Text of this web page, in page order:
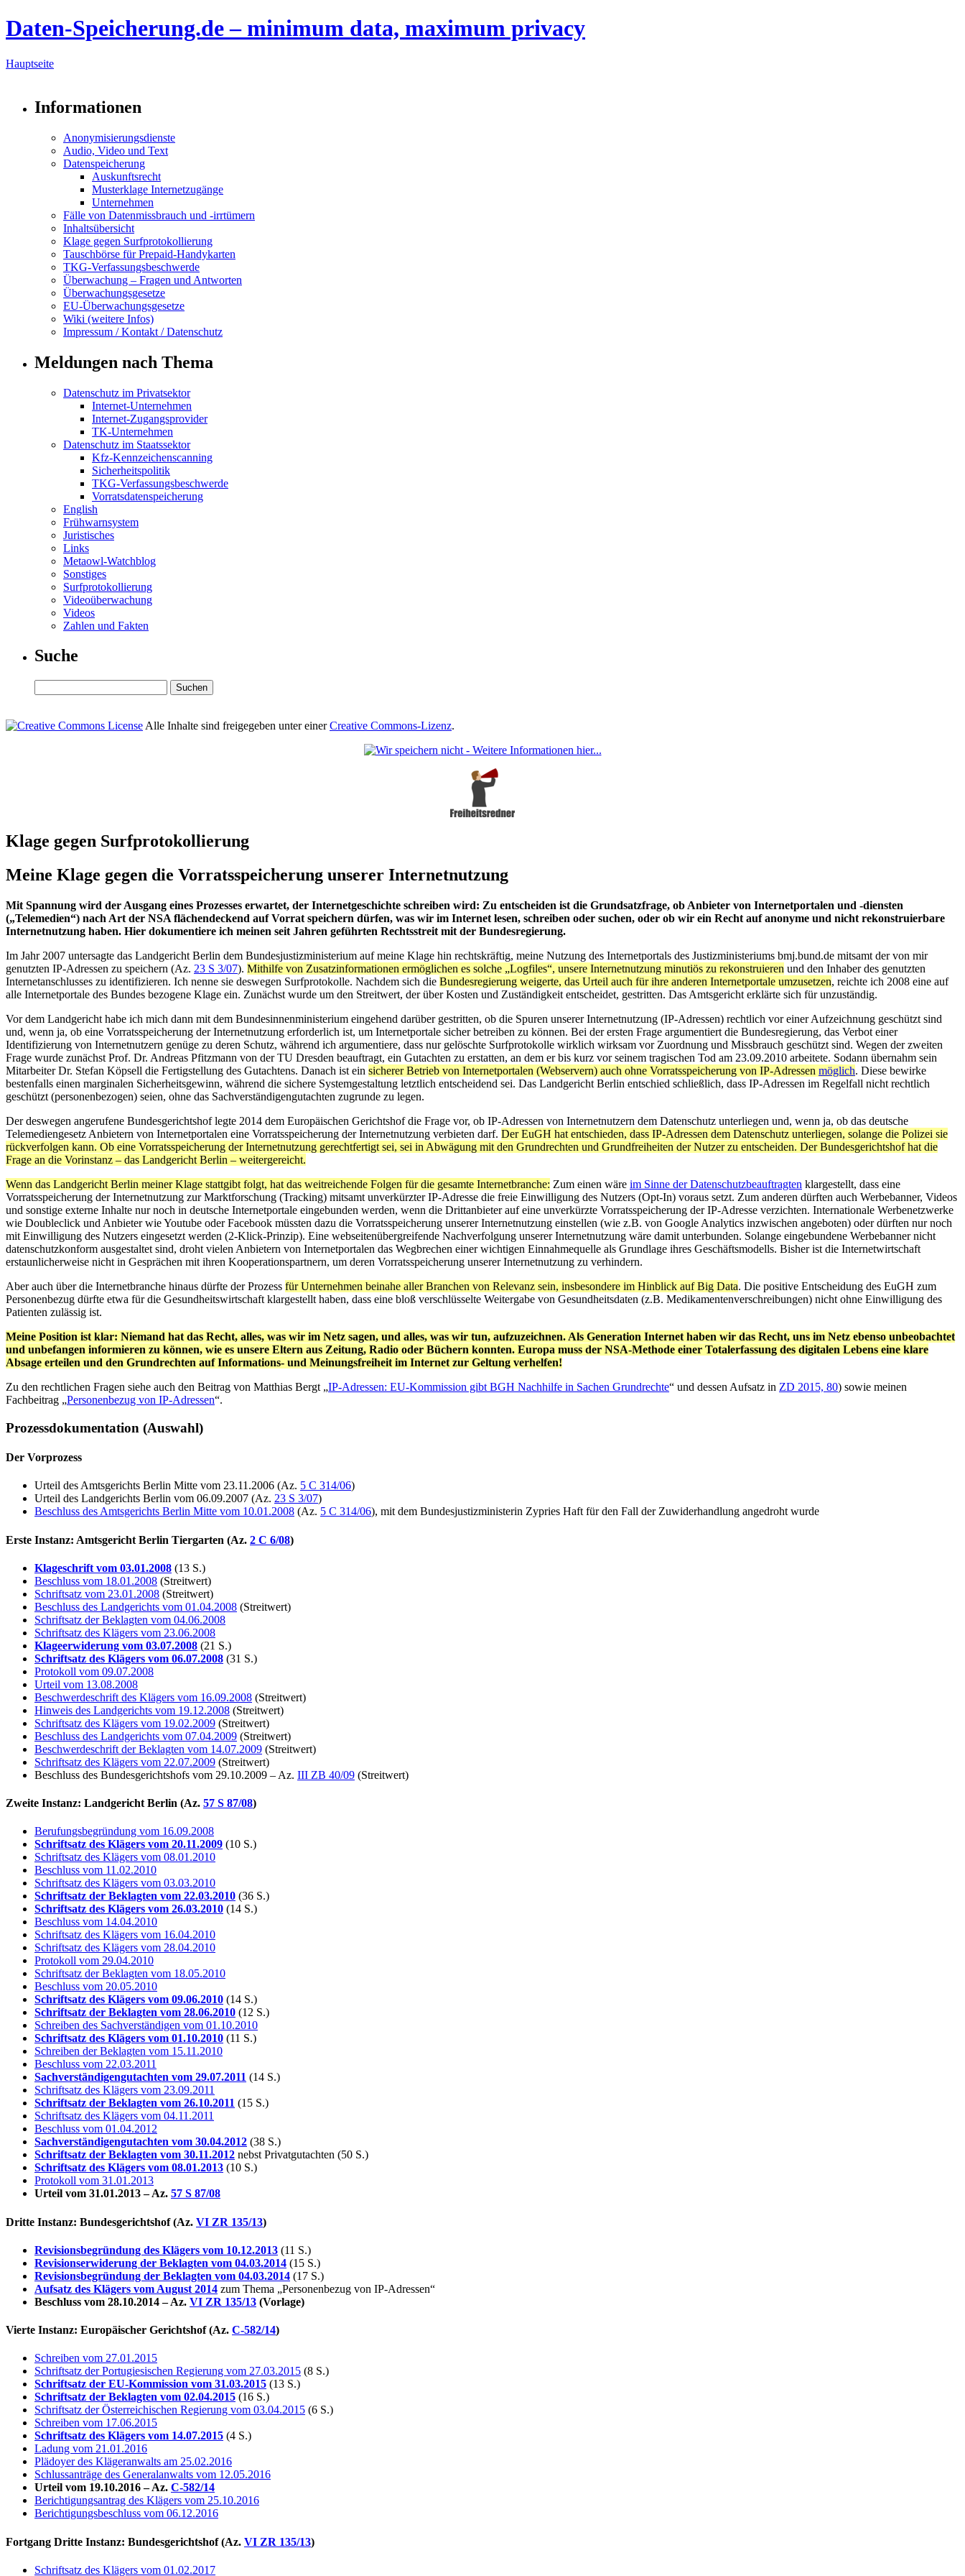
Daten-Speicherung.de – minimum data, maximum privacy
Hauptseite
Informationen
Anonymisierungsdienste
Audio, Video und Text
Datenspeicherung
Auskunftsrecht
Musterklage Internetzugänge
Unternehmen
Fälle von Datenmissbrauch und -irrtümern
Inhaltsübersicht
Klage gegen Surfprotokollierung
Tauschbörse für Prepaid-Handykarten
TKG-Verfassungsbeschwerde
Überwachung – Fragen und Antworten
Überwachungsgesetze
EU-Überwachungsgesetze
Wiki (weitere Infos)
Impressum / Kontakt / Datenschutz
Meldungen nach Thema
Datenschutz im Privatsektor
Internet-Unternehmen
Internet-Zugangsprovider
TK-Unternehmen
Datenschutz im Staatssektor
Kfz-Kennzeichenscanning
Sicherheitspolitik
TKG-Verfassungsbeschwerde
Vorratsdatenspeicherung
English
Frühwarnsystem
Juristisches
Links
Metaowl-Watchblog
Sonstiges
Surfprotokollierung
Videoüberwachung
Videos
Zahlen und Fakten
Suche
Alle Inhalte sind freigegeben unter einerCreative Commons-Lizenz.
Klage gegen Surfprotokollierung
Meine Klage gegen die Vorratsspeicherung unserer Internetnutzung
Mit Spannung wird der Ausgang eines Prozesses erwartet, der Internetgeschichte schreiben wird: Zu entscheiden ist die Grundsatzfrage, ob Anbieter von Internetportalen und -diensten
(„Telemedien“) nach Art der NSA flächendeckend auf Vorrat speichern dürfen, was wir im Internet lesen, schreiben oder suchen, oder ob wir ein Recht auf anonyme und nicht rekonstruierbare
Internetnutzung haben. Hier dokumentiere ich meinen seit Jahren geführten Rechtsstreit mit der Bundesregierung.
Im Jahr 2007 untersagte das Landgericht Berlin dem Bundesjustizministerium auf meine Klage hin rechtskräftig, meine Nutzung des Internetportals des Justizministeriums bmj.bund.de mitsamt der von mir
genutzten IP-Adressen zu speichern (Az. 23 S 3/07). Mithilfe von Zusatzinformationen ermöglichen es solche „Logfiles“, unsere Internetnutzung minutiös zu rekonstruieren und den Inhaber des genutzten
Internetanschlusses zu identifizieren. Ich nenne sie deswegen Surfprotokolle. Nachdem sich die Bundesregierung weigerte, das Urteil auch für ihre anderen Internetportale umzusetzen, reichte ich 2008 eine auf
alle Internetportale des Bundes bezogene Klage ein. Zunächst wurde um den Streitwert, der über Kosten und Zuständigkeit entscheidet, gestritten. Das Amtsgericht erklärte sich für unzuständig.
Vor dem Landgericht habe ich mich dann mit dem Bundesinnenministerium eingehend darüber gestritten, ob die Spuren unserer Internetnutzung (IP-Adressen) rechtlich vor einer Aufzeichnung geschützt sind
und, wenn ja, ob eine Vorratsspeicherung der Internetnutzung erforderlich ist, um Internetportale sicher betreiben zu können. Bei der ersten Frage argumentiert die Bundesregierung, das Verbot einer
Identifizierung von Internetnutzern genüge zu deren Schutz, während ich argumentiere, dass nur gelöschte Surfprotokolle wirklich wirksam vor Zuordnung und Missbrauch geschützt sind. Wegen der zweiten
Frage wurde zunächst Prof. Dr. Andreas Pfitzmann von der TU Dresden beauftragt, ein Gutachten zu erstatten, an dem er bis kurz vor seinem tragischen Tod am 23.09.2010 arbeitete. Sodann übernahm sein
Mitarbeiter Dr. Stefan Köpsell die Fertigstellung des Gutachtens. Danach ist ein sicherer Betrieb von Internetportalen (Webservern) auch ohne Vorratsspeicherung von IP-Adressen möglich. Diese bewirke
bestenfalls einen marginalen Sicherheitsgewinn, während die sichere Systemgestaltung letztlich entscheidend sei. Das Landgericht Berlin entschied schließlich, dass IP-Adressen im Regelfall nicht rechtlich
geschützt (personenbezogen) seien, ohne das Sachverständigengutachten zugrunde zu legen.
Der deswegen angerufene Bundesgerichtshof legte 2014 dem Europäischen Gerichtshof die Frage vor, ob IP-Adressen von Internetnutzern dem Datenschutz unterliegen und, wenn ja, ob das deutsche
Telemediengesetz Anbietern von Internetportalen eine Vorratsspeicherung der Internetnutzung verbieten darf. Der EuGH hat entschieden, dass IP-Adressen dem Datenschutz unterliegen, solange die Polizei sie
rückverfolgen kann. Ob eine Vorratsspeicherung der Internetnutzung gerechtfertigt sei, sei in Abwägung mit den Grundrechten und Grundfreiheiten der Nutzer zu entscheiden. Der Bundesgerichtshof hat die
Frage an die Vorinstanz – das Landgericht Berlin – weitergereicht.
Wenn das Landgericht Berlin meiner Klage stattgibt folgt, hat das weitreichende Folgen für die gesamte Internetbranche: Zum einen wäre im Sinne der Datenschutzbeauftragten klargestellt, dass eine
Vorratsspeicherung der Internetnutzung zur Marktforschung (Tracking) mitsamt unverkürzter IP-Adresse die freie Einwilligung des Nutzers (Opt-In) voraus setzt. Zum anderen dürften auch Werbebanner, Videos
und sonstige externe Inhalte nur noch in deutsche Internetportale eingebunden werden, wenn die Drittanbieter auf eine unverkürzte Vorratsspeicherung der IP-Adresse verzichten. Internationale Werbenetzwerke
wie Doubleclick und Anbieter wie Youtube oder Facebook müssten dazu die Vorratsspeicherung unserer Internetnutzung einstellen (wie z.B. von Google Analytics inzwischen angeboten) oder dürften nur noch
mit Einwilligung des Nutzers eingesetzt werden (2-Klick-Prinzip). Eine webseitenübergreifende Nachverfolgung unserer Internetnutzung wäre damit unterbunden. Solange eingebundene Werbebanner nicht
datenschutzkonform ausgestaltet sind, droht vielen Anbietern von Internetportalen das Wegbrechen einer wichtigen Einnahmequelle als Grundlage ihres Geschäftsmodells. Bisher ist die Internetwirtschaft
erstaunlicherweise nicht in Gesprächen mit ihren Kooperationspartnern, um deren Vorratsspeicherung unserer Internetnutzung zu verhindern.
Aber auch über die Internetbranche hinaus dürfte der Prozess für Unternehmen beinahe aller Branchen von Relevanz sein, insbesondere im Hinblick auf Big Data. Die positive Entscheidung des EuGH zum
Personenbezug dürfte etwa für die Gesundheitswirtschaft klargestellt haben, dass eine bloß verschlüsselte Weitergabe von Gesundheitsdaten (z.B. Medikamentenverschreibungen) nicht ohne Einwilligung des
Patienten zulässig ist.
Meine Position ist klar: Niemand hat das Recht, alles, was wir im Netz sagen, und alles, was wir tun, aufzuzeichnen. Als Generation Internet haben wir das Recht, uns im Netz ebenso unbeobachtet
und unbefangen informieren zu können, wie es unsere Eltern aus Zeitung, Radio oder Büchern konnten. Europa muss der NSA-Methode einer Totalerfassung des digitalen Lebens eine klare
Absage erteilen und den Grundrechten auf Informations- und Meinungsfreiheit im Internet zur Geltung verhelfen!
Zu den rechtlichen Fragen siehe auch den Beitrag von Matthias Bergt „IP-Adressen: EU-Kommission gibt BGH Nachhilfe in Sachen Grundrechte“ und dessen Aufsatz in ZD 2015, 80) sowie meinen
Fachbeitrag „Personenbezug von IP-Adressen“.
Prozessdokumentation (Auswahl)
Der Vorprozess
Urteil des Amtsgerichts Berlin Mitte vom 23.11.2006 (Az. 5 C 314/06)
Urteil des Landgerichts Berlin vom 06.09.2007 (Az. 23 S 3/07)
Beschluss des Amtsgerichts Berlin Mitte vom 10.01.2008 (Az. 5 C 314/06), mit dem Bundesjustizministerin Zypries Haft für den Fall der Zuwiderhandlung angedroht wurde
Erste Instanz: Amtsgericht Berlin Tiergarten (Az. 2 C 6/08)
Klageschrift vom 03.01.2008 (13 S.)
Beschluss vom 18.01.2008 (Streitwert)
Schriftsatz vom 23.01.2008 (Streitwert)
Beschluss des Landgerichts vom 01.04.2008 (Streitwert)
Schriftsatz der Beklagten vom 04.06.2008
Schriftsatz des Klägers vom 23.06.2008
Klageerwiderung vom 03.07.2008 (21 S.)
Schriftsatz des Klägers vom 06.07.2008 (31 S.)
Protokoll vom 09.07.2008
Urteil vom 13.08.2008
Beschwerdeschrift des Klägers vom 16.09.2008 (Streitwert)
Hinweis des Landgerichts vom 19.12.2008 (Streitwert)
Schriftsatz des Klägers vom 19.02.2009 (Streitwert)
Beschluss des Landgerichts vom 07.04.2009 (Streitwert)
Beschwerdeschrift der Beklagten vom 14.07.2009 (Streitwert)
Schriftsatz des Klägers vom 22.07.2009 (Streitwert)
Beschluss des Bundesgerichtshofs vom 29.10.2009 – Az. III ZB 40/09 (Streitwert)
Zweite Instanz: Landgericht Berlin (Az. 57 S 87/08)
Berufungsbegründung vom 16.09.2008
Schriftsatz des Klägers vom 20.11.2009 (10 S.)
Schriftsatz des Klägers vom 08.01.2010
Beschluss vom 11.02.2010
Schriftsatz des Klägers vom 03.03.2010
Schriftsatz der Beklagten vom 22.03.2010 (36 S.)
Schriftsatz des Klägers vom 26.03.2010 (14 S.)
Beschluss vom 14.04.2010
Schriftsatz des Klägers vom 16.04.2010
Schriftsatz des Klägers vom 28.04.2010
Protokoll vom 29.04.2010
Schriftsatz der Beklagten vom 18.05.2010
Beschluss vom 20.05.2010
Schriftsatz des Klägers vom 09.06.2010 (14 S.)
Schriftsatz der Beklagten vom 28.06.2010 (12 S.)
Schreiben des Sachverständigen vom 01.10.2010
Schriftsatz des Klägers vom 01.10.2010 (11 S.)
Schreiben der Beklagten vom 15.11.2010
Beschluss vom 22.03.2011
Sachverständigengutachten vom 29.07.2011 (14 S.)
Schriftsatz des Klägers vom 23.09.2011
Schriftsatz der Beklagten vom 26.10.2011 (15 S.)
Schriftsatz des Klägers vom 04.11.2011
Beschluss vom 01.04.2012
Sachverständigengutachten vom 30.04.2012 (38 S.)
Schriftsatz der Beklagten vom 30.11.2012 nebst Privatgutachten (50 S.)
Schriftsatz des Klägers vom 08.01.2013 (10 S.)
Protokoll vom 31.01.2013
Urteil vom 31.01.2013 – Az. 57 S 87/08
Dritte Instanz: Bundesgerichtshof (Az. VI ZR 135/13)
Revisionsbegründung des Klägers vom 10.12.2013 (11 S.)
Revisionserwiderung der Beklagten vom 04.03.2014 (15 S.)
Revisionsbegründung der Beklagten vom 04.03.2014 (17 S.)
Aufsatz des Klägers vom August 2014 zum Thema „Personenbezug von IP-Adressen“
Beschluss vom 28.10.2014 – Az. VI ZR 135/13 (Vorlage)
Vierte Instanz: Europäischer Gerichtshof (Az. C-582/14)
Schreiben vom 27.01.2015
Schriftsatz der Portugiesischen Regierung vom 27.03.2015 (8 S.)
Schriftsatz der EU-Kommission vom 31.03.2015 (13 S.)
Schriftsatz der Beklagten vom 02.04.2015 (16 S.)
Schriftsatz der Österreichischen Regierung vom 03.04.2015 (6 S.)
Schreiben vom 17.06.2015
Schriftsatz des Klägers vom 14.07.2015 (4 S.)
Ladung vom 21.01.2016
Plädoyer des Klägeranwalts am 25.02.2016
Schlussanträge des Generalanwalts vom 12.05.2016
Urteil vom 19.10.2016 – Az. C-582/14
Berichtigungsantrag des Klägers vom 25.10.2016
Berichtigungsbeschluss vom 06.12.2016
Fortgang Dritte Instanz: Bundesgerichtshof (Az. VI ZR 135/13)
Schriftsatz des Klägers vom 01.02.2017